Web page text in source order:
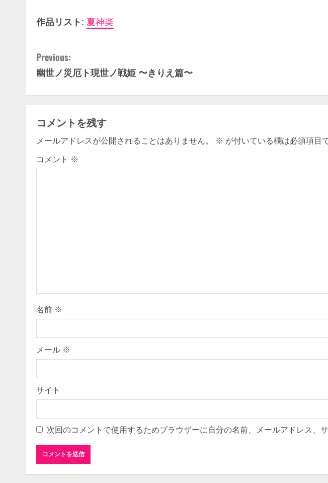
作品リスト: 夏神楽
C
o
n
t
i
n
d
i
n
g
Previous:
幽世ノ災厄ト現世ノ戦姫 〜きりえ篇〜
コメントを残す
メールアドレスが公開されることはありません。 ※ が付いている欄は必須項目
コメント ※
名前 ※
メール ※
サイト
次回のコメントで使用するためブラウザーに自分の名前、メールアドレス、サ